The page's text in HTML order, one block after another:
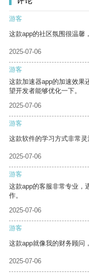
游客
这款app的社区氛围很温馨
2025-07-06
游客
这款加速器app的加速效果
望开发者能够优化一下。
2025-07-06
游客
这款软件的学习方式非常灵
2025-07-06
游客
这款app的客服非常专业，
作。
2025-07-06
游客
这款app就像我的财务顾问
2025-07-06